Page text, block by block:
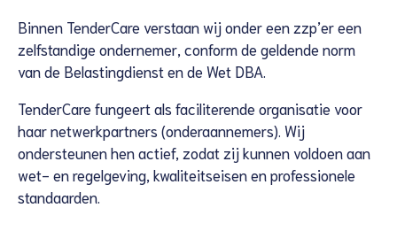
Binnen TenderCare verstaan wij onder een zzp’er een
zelfstandige ondernemer, conform de geldende norm
van de Belastingdienst en de Wet DBA.
TenderCare fungeert als faciliterende organisatie voor
haar netwerkpartners (onderaannemers). Wij
ondersteunen hen actief, zodat zij kunnen voldoen aan
wet- en regelgeving, kwaliteitseisen en professionele
standaarden.